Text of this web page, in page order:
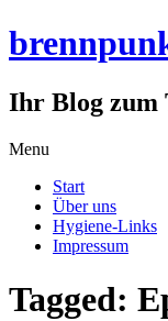
Ihr Blog zum
Menu
content
Start
Über uns
Hygiene-Links
Impressum
Tagged: